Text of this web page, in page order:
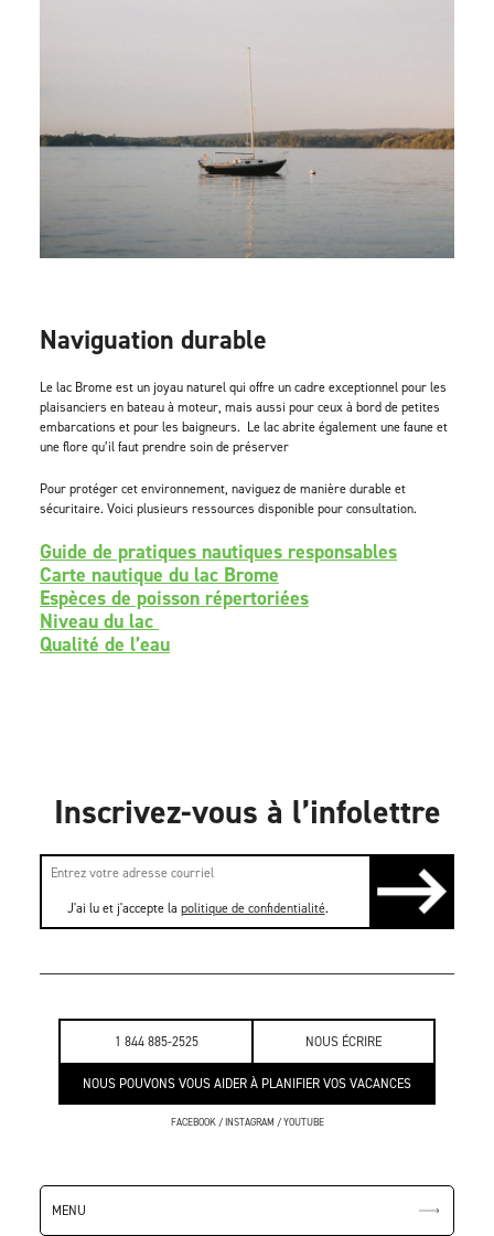
1 844 885-2525 NOUS ÉCRIRE
NOUS POUVONS VOUS AIDER À PLANIFIER VOS VACANCES
FACEBOOK/INSTAGRAM /YOUTUBE
MENU
Naviguation durable
Le lac Brome est un joyau naturel qui offre un cadre exceptionnel pour les
plaisanciers en bateau à moteur, mais aussi pour ceux à bord de petites
embarcations et pour les baigneurs. Le lac abrite également une faune et
une flore qu’il faut prendre soin de préserver
Pour protéger cet environnement, naviguez de manière durable et
sécuritaire. Voici plusieurs ressources disponible pour consultation.
Guide de pratiques nautiques responsables
Carte nautique du lac Brome
Espèces de poisson répertoriées
Niveau du lac
Qualité de l’eau
Inscrivez-vous à l’infolettre
J'ai lu et j'accepte la politique de confidentialité.